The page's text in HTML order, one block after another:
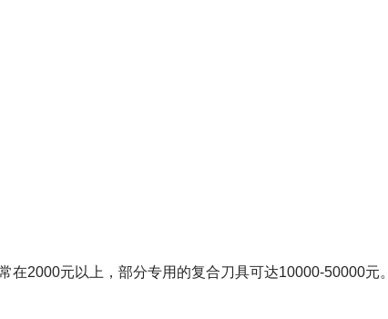
2000元以上，部分专用的复合刀具可达10000-50000元。